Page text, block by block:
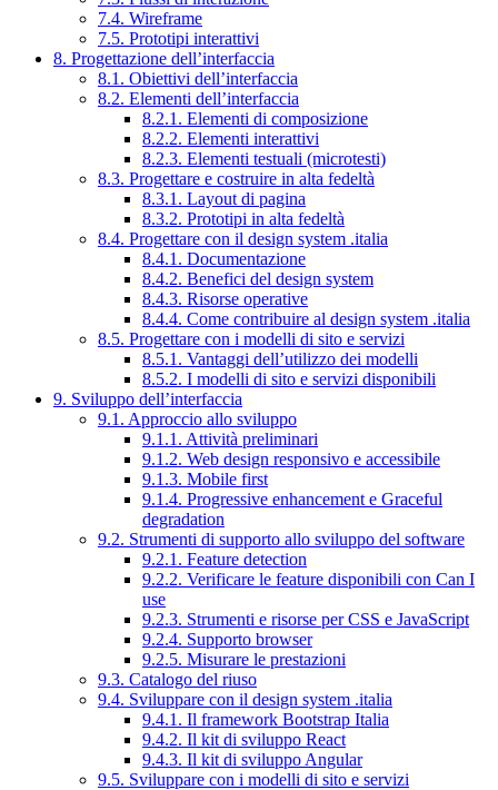
7.4. Wireframe
7.5. Prototipi interattivi
8. Progettazione dell’interfaccia
8.1. Obiettivi dell’interfaccia
8.2. Elementi dell’interfaccia
8.2.1. Elementi di composizione
8.2.2. Elementi interattivi
8.2.3. Elementi testuali (microtesti)
8.3. Progettare e costruire in alta fedeltà
8.3.1. Layout di pagina
8.3.2. Prototipi in alta fedeltà
8.4. Progettare con il design system .italia
8.4.1. Documentazione
8.4.2. Benefici del design system
8.4.3. Risorse operative
8.4.4. Come contribuire al design system .italia
8.5. Progettare con i modelli di sito e servizi
8.5.1. Vantaggi dell’utilizzo dei modelli
8.5.2. I modelli di sito e servizi disponibili
9. Sviluppo dell’interfaccia
9.1. Approccio allo sviluppo
9.1.1. Attività preliminari
9.1.2. Web design responsivo e accessibile
9.1.3. Mobile first
9.1.4. Progressive enhancement e Graceful
degradation
9.2. Strumenti di supporto allo sviluppo del software
9.2.1. Feature detection
9.2.2. Verificare le feature disponibili con Can I
use
9.2.3. Strumenti e risorse per CSS e JavaScript
9.2.4. Supporto browser
9.2.5. Misurare le prestazioni
9.3. Catalogo del riuso
9.4. Sviluppare con il design system .italia
9.4.1. Il framework Bootstrap Italia
9.4.2. Il kit di sviluppo React
9.4.3. Il kit di sviluppo Angular
9.5. Sviluppare con i modelli di sito e servizi